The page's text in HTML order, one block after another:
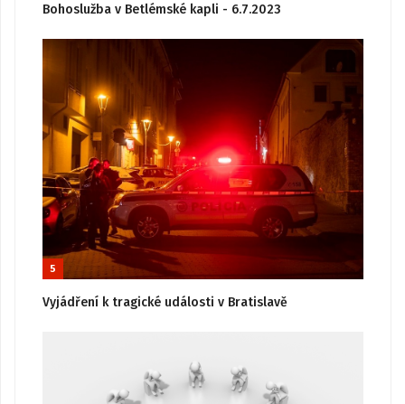
Bohoslužba v Betlémské kapli - 6.7.2023
5
Vyjádření k tragické události v Bratislavě